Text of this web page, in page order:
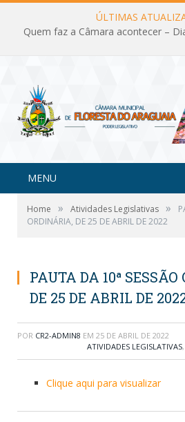
ÚLTIMAS
Quem faz a Câmara acontecer –
MENU
Home » Atividades Legislativas »
ORDINÁRIA, DE 25 DE ABRIL DE 2022
PAUTA DA 10ª
DE 25 DE ABRIL DE
POR CR2-ADMIN8 EM 25 DE ABRIL DE 2022
ATIVIDADES LEGISLATIVAS,
Clique aqui para visualizar